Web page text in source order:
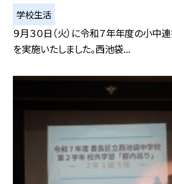
学校生活
９月３０日（火）に令和７年年度の小
を実施いたしました。西池袋...